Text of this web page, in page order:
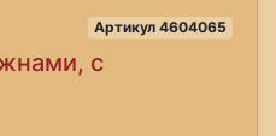
Артикул 4604065
с